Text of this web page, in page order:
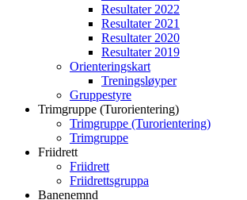
Resultater 2022
Resultater 2021
Resultater 2020
Resultater 2019
Orienteringskart
Treningsløyper
Gruppestyre
Trimgruppe (Turorientering)
Trimgruppe (Turorientering)
Trimgruppe
Friidrett
Friidrett
Friidrettsgruppa
Banenemnd